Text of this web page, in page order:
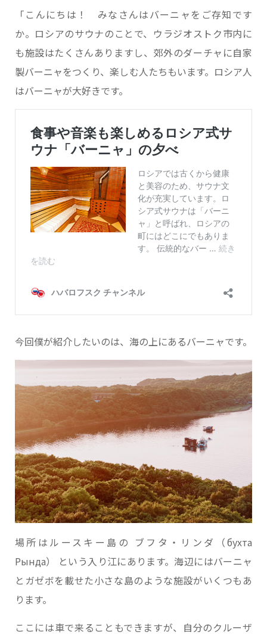
「こんにちは！ みなさんはバーニャをご存知です
か。ロシアのサウナのことで、ウラジオストク市内に
も施設はたくさんありますし、郊外のダーチャに自家
製バーニャをつくり、楽しむ人たちもいます。ロシア人
はバーニャが大好きです。
今回僕が紹介したいのは、海の上にあるバーニャです。
場所はルースキー島の ブフタ・リンダ（бухта
Рында） という入り江にあります。海辺にはバーニャ
とガゼボを載せた小さな島のような施設がいくつもあ
ります。
ここには車で来ることもできますが、自分のクルーザ